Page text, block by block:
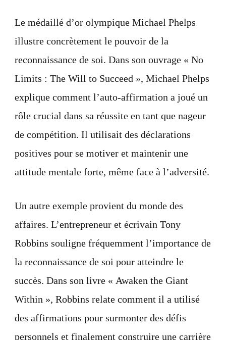
Le médaillé d’or olympique Michael Phelps
illustre concrètement le pouvoir de la
reconnaissance de soi. Dans son ouvrage « No
Limits : The Will to Succeed », Michael Phelps
explique comment l’auto-affirmation a joué un
rôle crucial dans sa réussite en tant que nageur
de compétition. Il utilisait des déclarations
positives pour se motiver et maintenir une
attitude mentale forte, même face à l’adversité.
Un autre exemple provient du monde des
affaires. L’entrepreneur et écrivain Tony
Robbins souligne fréquemment l’importance de
la reconnaissance de soi pour atteindre le
succès. Dans son livre « Awaken the Giant
Within », Robbins relate comment il a utilisé
des affirmations pour surmonter des défis
personnels et finalement construire une carrière